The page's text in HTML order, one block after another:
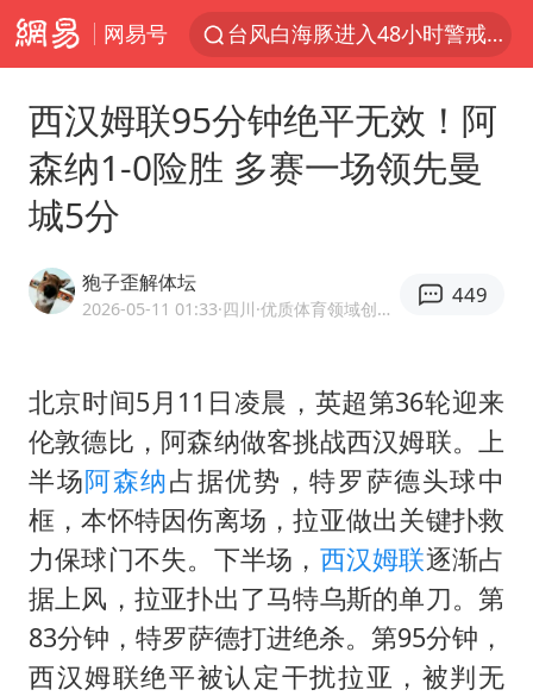
网易号
台风白海豚进入48小时警戒线
中方回应是否在太平洋海底开采稀土
看守所辅警收受10万获刑1年
五粮液渠道价一箱上涨近百元
U17国足1分钟轰2球
泰国一女公务员妆容引争议 本人回应
法国将禁止“未经同意的电话营销”
24小时不关空调 电费会更低吗
中国养老床位“三连降”
多地要求领导干部带头休假
吉林一“温度计大楼”读数爆表
西汉姆联95分钟绝平无效！阿
森纳1-0险胜 多赛一场领先曼
城5分
狍子歪解体坛
2026-05-11 01:33·四川 ·优质体育领域创作者
449
北京时间5月11日凌晨，英超第36轮迎来
伦敦德比，阿森纳做客挑战西汉姆联。上
半场阿森纳占据优势，特罗萨德头球中
框，本怀特因伤离场，拉亚做出关键扑救
力保球门不失。下半场， 西汉姆联逐渐占
据上风，拉亚扑出了马特乌斯的单刀。第
83分钟，特罗萨德打进绝杀。第95分钟，
西汉姆联绝平被认定干扰拉亚，被判无